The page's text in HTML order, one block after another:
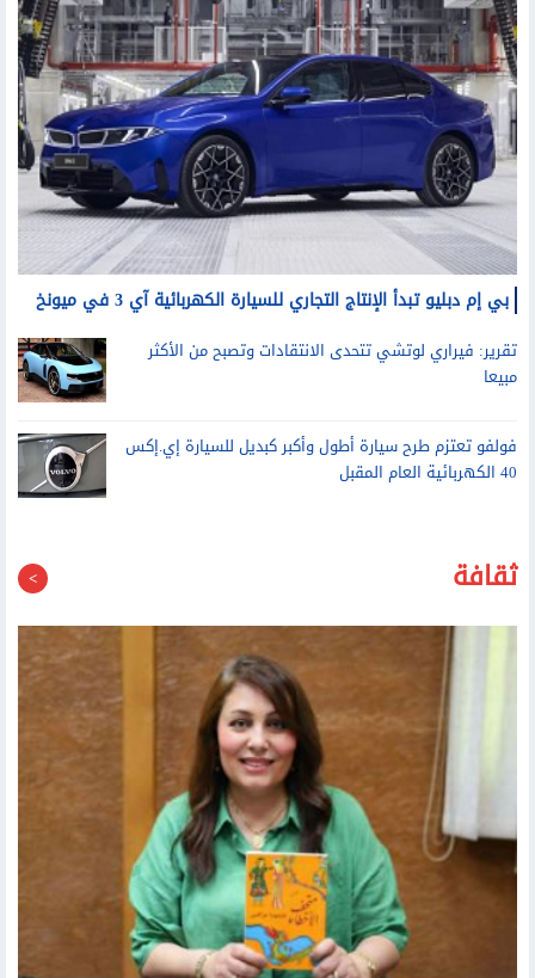
بي إم دبليو تبدأ الإنتاج التجاري للسيارة الكهربائية آي 3 في ميونخ
تقرير: فيراري لوتشي تتحدى الانتقادات وتصبح من الأكثر
مبيعا
40 الكهربائية العام المقبل